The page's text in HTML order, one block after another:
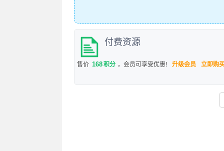
付费资源
售价 168积分 ，会员可享受优惠! 升级会员 立即购